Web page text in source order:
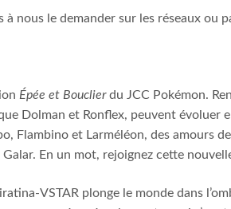
nous le demander sur les réseaux ou
Épée et Bouclierdu JCC Pokémon.
Dolman et Ronflex, peuvent évoluer
Flambino et Larméléon, des amours
En un mot, rejoignez cette
VSTAR plonge le monde dans